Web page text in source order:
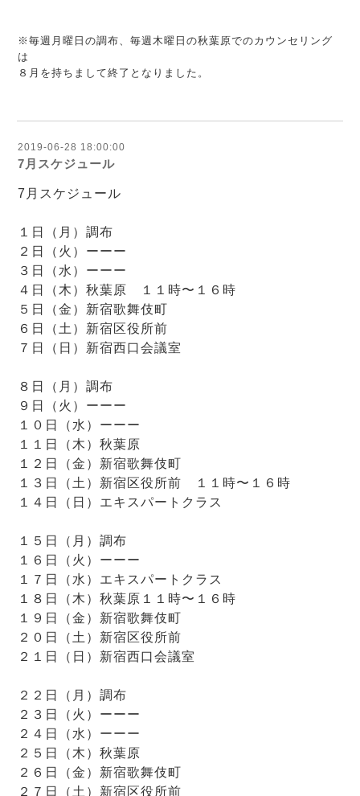
※毎週月曜日の調布、毎週木曜日の秋葉原でのカウンセリング
は
８月を持ちまして終了となりました。
2019-06-28 18:00:00
7月スケジュール
7月スケジュール
１日（月）調布
２日（火）ーーー
３日（水）ーーー
４日（木）秋葉原 １１時〜１６時
５日（金）新宿歌舞伎町
６日（土）新宿区役所前
７日（日）新宿西口会議室
８日（月）調布
９日（火）ーーー
１０日（水）ーーー
１１日（木）秋葉原
１２日（金）新宿歌舞伎町
１３日（土）新宿区役所前 １１時〜１６時
１４日（日）エキスパートクラス
１５日（月）調布
１６日（火）ーーー
１７日（水）エキスパートクラス
１８日（木）秋葉原１１時〜１６時
１９日（金）新宿歌舞伎町
２０日（土）新宿区役所前
２１日（日）新宿西口会議室
２２日（月）調布
２３日（火）ーーー
２４日（水）ーーー
２５日（木）秋葉原
２６日（金）新宿歌舞伎町
２７日（土）新宿区役所前